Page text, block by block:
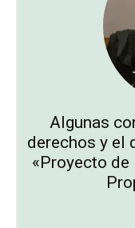
Algunas
derechos y el
«Proyecto